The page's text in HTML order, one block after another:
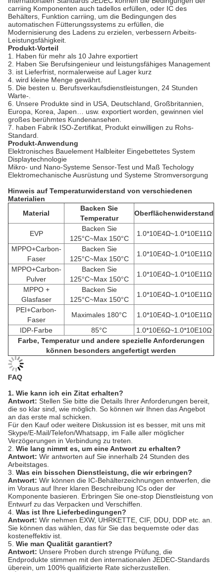
carriing Komponenten auch tadellos erfüllen, oder IC des
Behälters, Funktion carriing, um die Bedingungen des
automatischen Fütterungssystems zu erfüllen, die
Modernisierung des Ladens zu erzielen, verbessern Arbeits-
Leistungsfähigkeit.
Produkt-Vorteil
1. Haben für mehr als 10 Jahre exportiert
2. Haben Sie Berufsingenieur und leistungsfähiges Management
3. ist Lieferfrist, normalerweise auf Lager kurz
4. wird kleine Menge gewährt.
5. Die besten u. Berufsverkaufsdienstleistungen, 24 Stunden
Warte-.
6. Unsere Produkte sind in USA, Deutschland, Großbritannien,
Europa, Korea, Japen… usw. exportiert worden, gewinnen viel
großes berühmtes Kundenansehen.
7. haben Fabrik ISO-Zertifikat, Produkt einwilligen zu Rohs-
Standard.
Produkt-Anwendung
Elektronisches Bauelement Halbleiter Eingebettetes System
Displaytechnologie
Mikro- und Nano-Systeme Sensor-Test und Maß Techology
Elektromechanische Ausrüstung und Systeme Stromversorgung
Hinweis auf Temperaturwiderstand von verschiedenen
Materialien
Material
Backen Sie
Temperatur
Oberflächenwiderstand
EVP
Backen Sie
125°C~Max 150°C
1.0*10E4Ω~1.0*10E11Ω
MPPO+Carbon-
Faser
Backen Sie
125°C~Max 150°C
1.0*10E4Ω~1.0*10E11Ω
MPPO+Carbon-
Pulver
Backen Sie
125°C~Max 150°C
1.0*10E4Ω~1.0*10E11Ω
MPPO +
Glasfaser
Backen Sie
125°C~Max 150°C
1.0*10E4Ω~1.0*10E11Ω
PEI+Carbon-
Faser
Maximales 180°C
1.0*10E4Ω~1.0*10E11Ω
IDP-Farbe
85°C
1.0*10E6Ω~1.0*10E10Ω
Farbe, Temperatur und andere spezielle Anforderungen
können besonders angefertigt werden
FAQ
1. Wie kann ich ein Zitat erhalten?
Antwort: Stellen Sie bitte die Details Ihrer Anforderungen bereit,
die so klar sind, wie möglich. So können wir Ihnen das Angebot
an das erste mal schicken.
Für den Kauf oder weitere Diskussion ist es besser, mit uns mit
Skype/E-Mail/Telefon/Whatsapp, im Falle aller möglicher
Verzögerungen in Verbindung zu treten.
2. Wie lang nimmt es, um eine Antwort zu erhalten?
Antwort: Wir antworten auf Sie innerhalb 24 Stunden des
Arbeitstages.
3. Was ein bisschen Dienstleistung, die wir erbringen?
Antwort: Wir können die IC-Behälterzeichnungen entwerfen, die
im Voraus auf Ihrer klaren Beschreibung ICs oder der
Komponente basieren. Erbringen Sie one-stop Dienstleistung von
Entwurf zu das Verpacken und Verschiffen.
4. Was ist Ihre Lieferbedingungen?
Antwort: Wir nehmen EXW, UHRKETTE, CIF, DDU, DDP etc. an.
Sie können das wählen, das für Sie das bequemste oder das
kosteneffektiv ist.
5. Wie man Qualität garantiert?
Antwort: Unsere Proben durch strenge Prüfung, die
Endprodukte stimmen mit den internationalen JEDEC-Standards
überein, um 100% qualifizierte Rate sicherzustellen.